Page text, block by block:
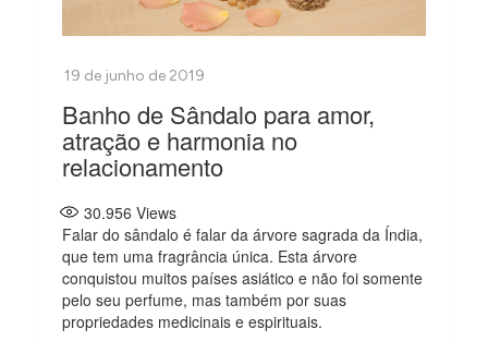
Banho de Sândalo para amor,
atração e harmonia no
relacionamento
30.956 Views
Falar do sândalo é falar da árvore sagrada da Índia,
que tem uma fragrância única. Esta árvore
conquistou muitos países asiático e não foi somente
pelo seu perfume, mas também por suas
propriedades medicinais e espirituais.